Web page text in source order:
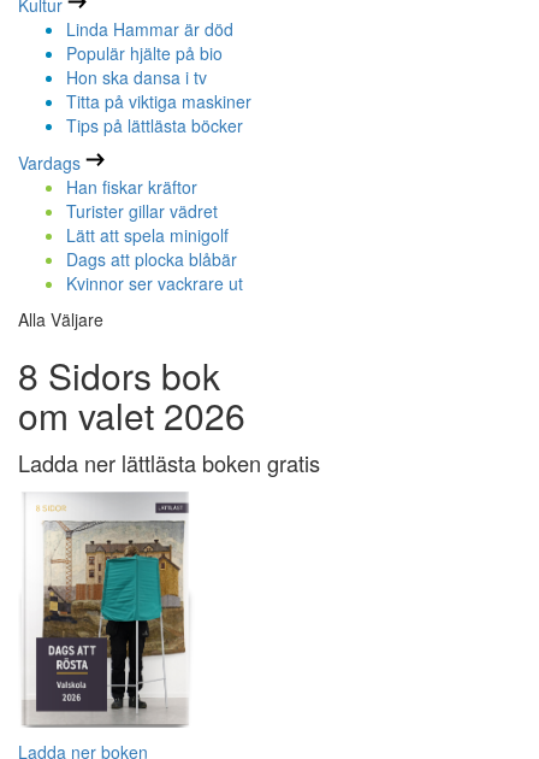
Kultur
Linda Hammar är död
Populär hjälte på bio
Hon ska dansa i tv
Titta på viktiga maskiner
Tips på lättlästa böcker
Vardags
Han fiskar kräftor
Turister gillar vädret
Lätt att spela minigolf
Dags att plocka blåbär
Kvinnor ser vackrare ut
Alla Väljare
8 Sidors bok
om valet 2026
Ladda ner lättlästa boken gratis
Ladda ner boken